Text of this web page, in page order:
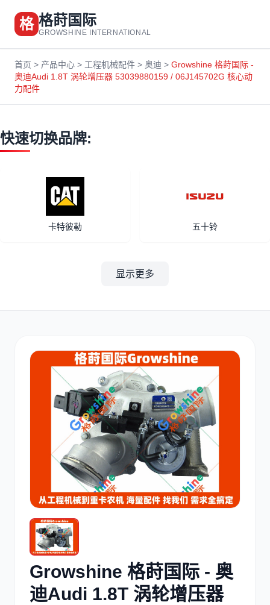
格 格莳国际
GROWSHINE INTERNATIONAL
首页 > 产品中心 > 工程机械配件 > 奥迪 > Growshine 格莳国际 -
奥迪Audi 1.8T 涡轮增压器 53039880159 / 06J145702G 核心动
力配件
快速切换品牌:
卡特彼勒 五十铃
其他 小松
沃尔沃 康明斯
日立 久保田
博世
显示更多
Growshine 格莳国际 - 奥
迪Audi 1.8T 涡轮增压器